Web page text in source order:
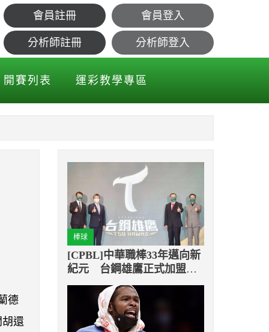
紀錄？
會員註冊 會員登入
分析師註冊 分析師登入
開賽列表 運彩教學專區
德
還
棒球
[CPBL]中華職棒33年邁向新
紀元 台鋼雄鷹正式加盟成
中華職棒第六隊